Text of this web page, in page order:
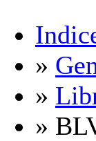
»
»
»